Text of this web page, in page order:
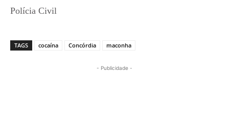
Polícia Civil
TAGS cocaína Concórdia maconha
- Publicidade -